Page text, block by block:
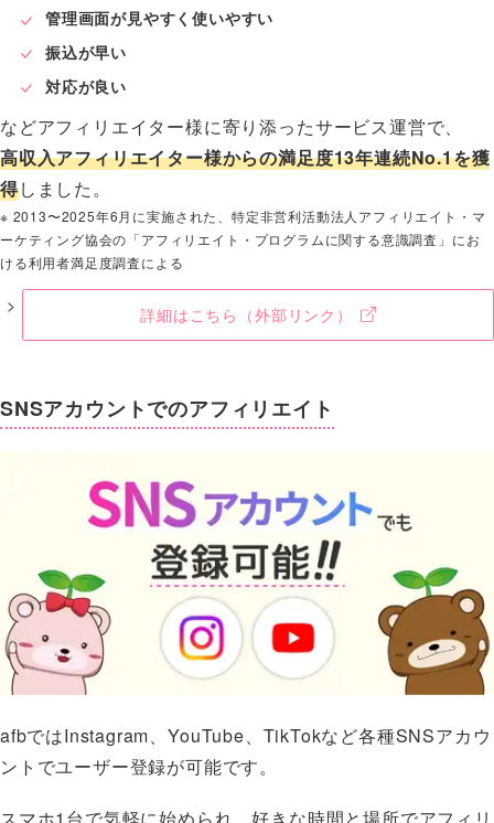
管理画面が見やすく使いやすい
振込が早い
対応が良い
などアフィリエイター様に寄り添ったサービス運営で、
高収入アフィリエイター様からの満足度13年連続No.1を獲
得しました。
※ 2013〜2025年6月に実施された、特定非営利活動法人アフィリエイト・マ
ーケティング協会の「アフィリエイト・プログラムに関する意識調査」にお
ける利用者満足度調査による
詳細はこちら （外部リンク）
SNSアカウントでのアフィリエイト
afbではInstagram、YouTube、TikTokなど各種SNSアカウ
ントでユーザー登録が可能です。